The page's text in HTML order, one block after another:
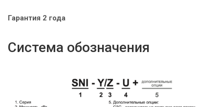
Гарантия 2 года
Система обозначения